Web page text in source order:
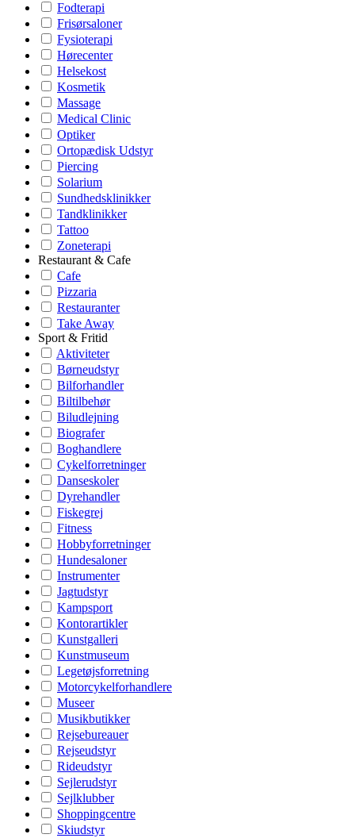
Fodterapi
Frisørsaloner
Fysioterapi
Hørecenter
Helsekost
Kosmetik
Massage
Medical Clinic
Optiker
Ortopædisk Udstyr
Piercing
Solarium
Sundhedsklinikker
Tandklinikker
Tattoo
Zoneterapi
Restaurant & Cafe
Cafe
Pizzaria
Restauranter
Take Away
Sport & Fritid
Aktiviteter
Børneudstyr
Bilforhandler
Biltilbehør
Biludlejning
Biografer
Boghandlere
Cykelforretninger
Danseskoler
Dyrehandler
Fiskegrej
Fitness
Hobbyforretninger
Hundesaloner
Instrumenter
Jagtudstyr
Kampsport
Kontorartikler
Kunstgalleri
Kunstmuseum
Legetøjsforretning
Motorcykelforhandlere
Museer
Musikbutikker
Rejsebureauer
Rejseudstyr
Rideudstyr
Sejlerudstyr
Sejlklubber
Shoppingcentre
Skiudstyr